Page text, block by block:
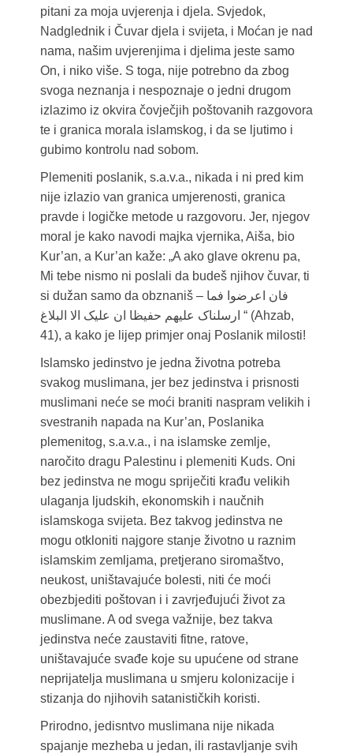
pitani za moja uvjerenja i djela. Svjedok,
Nadglednik i Čuvar djela i svijeta, i Moćan je nad
nama, našim uvjerenjima i djelima jeste samo
On, i niko više. S toga, nije potrebno da zbog
svoga neznanja i nespoznaje o jedni drugom
izlazimo iz okvira čovječjih poštovanih razgovora
te i granica morala islamskog, i da se ljutimo i
gubimo kontrolu nad sobom.
Plemeniti poslanik, s.a.v.a., nikada i ni pred kim
nije izlazio van granica umjerenosti, granica
pravde i logičke metode u razgovoru. Jer, njegov
moral je kako navodi majka vjernika, Aiša, bio
Kur’an, a Kur’an kaže: „A ako glave okrenu pa,
Mi tebe nismo ni poslali da budeš njihov čuvar, ti
si dužan samo da obznaniš – فان اعرضوا فما
ارسلناک علیهم حفیظا ان علیک الا البلاغ “ (Ahzab,
41), a kako je lijep primjer onaj Poslanik milosti!
Islamsko jedinstvo je jedna životna potreba
svakog muslimana, jer bez jedinstva i prisnosti
muslimani neće se moći braniti naspram velikih i
svestranih napada na Kur’an, Poslanika
plemenitog, s.a.v.a., i na islamske zemlje,
naročito dragu Palestinu i plemeniti Kuds. Oni
bez jedinstva ne mogu spriječiti krađu velikih
ulaganja ljudskih, ekonomskih i naučnih
islamskoga svijeta. Bez takvog jedinstva ne
mogu otkloniti najgore stanje životno u raznim
islamskim zemljama, pretjerano siromaštvo,
neukost, uništavajuće bolesti, niti će moći
obezbjediti poštovan i i zavrjeđujući život za
muslimane. A od svega važnije, bez takva
jedinstva neće zaustaviti fitne, ratove,
uništavajuće svađe koje su upućene od strane
neprijatelja muslimana u smjeru kolonizacije i
stizanja do njihovih satanističkih koristi.
Prirodno, jedisntvo muslimana nije nikada
spajanje mezheba u jedan, ili rastavljanje svih